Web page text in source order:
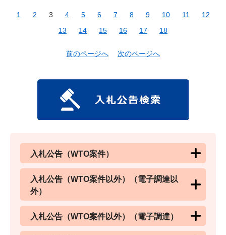
1 2 3 4 5 6 7 8 9 10 11
12
13
14 15 16 17 18
前のページへ 次のページへ
入札公告（WTO案件）
入札公告（WTO案件以外）（電子調達以
外）
入札公告（WTO案件以外）（電子調達）